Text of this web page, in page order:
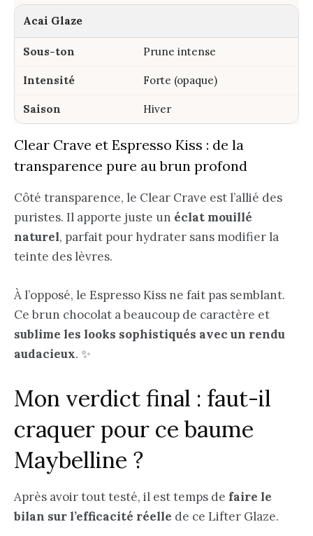
Acai Glaze
Prune intense
Forte (opaque)
Hiver
Clear Crave et Espresso Kiss : de la
transparence pure au brun profond
Côté transparence, le Clear Crave est l’allié des
puristes. Il apporte juste un éclat mouillé
naturel, parfait pour hydrater sans modifier la
teinte des lèvres.
À l’opposé, le Espresso Kiss ne fait pas semblant.
Ce brun chocolat a beaucoup de caractère et
sublime les looks sophistiqués avec un rendu
audacieux. ✨
Mon verdict final : faut-il
craquer pour ce baume
Maybelline ?
Après avoir tout testé, il est temps de faire le
bilan sur l’efficacité réelle de ce Lifter Glaze.